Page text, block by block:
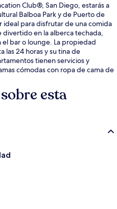
Club®, San Diego, estarás a
Balboa Park y de Puerto de
ideal para disfrutar de una comida
en la alberca techada,
bar o lounge. La propiedad
las 24 horas y su tina de
tienen servicios y
cómodas con ropa de cama de
y la ubicación. Hay opciones de
a pie: Parada de tranvía 5th
Station está a 8 minutos.
esta